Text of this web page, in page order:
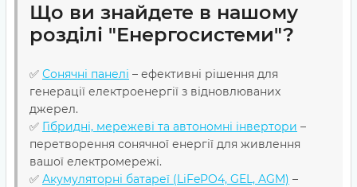
Що ви знайдете в нашому
розділі "Енергосистеми"?
✅ Сонячні панелі – ефективні рішення для
генерації електроенергії з відновлюваних
джерел.
✅ Гібридні, мережеві та автономні інвертори –
перетворення сонячної енергії для живлення
вашої електромережі.
✅ Акумуляторні батареї (LiFePO4, GEL, AGM) –